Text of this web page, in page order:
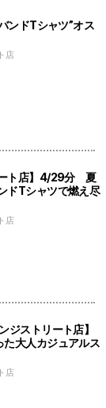
ンドTシャツ”オス
店
ート店】4/29分 夏
ドTシャツで燃え尽
店
ジストリート店】
大人カジュアルス
店